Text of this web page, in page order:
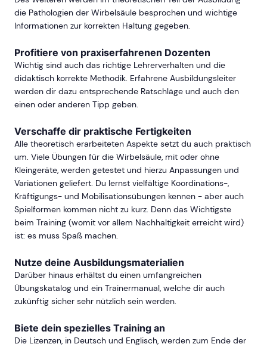
die Pathologien der Wirbelsäule besprochen und wichtige
Informationen zur korrekten Haltung gegeben.
Profitiere von praxiserfahrenen Dozenten
Wichtig sind auch das richtige Lehrerverhalten und die
didaktisch korrekte Methodik. Erfahrene Ausbildungsleiter
werden dir dazu entsprechende Ratschläge und auch den
einen oder anderen Tipp geben.
Verschaffe dir praktische Fertigkeiten
Alle theoretisch erarbeiteten Aspekte setzt du auch praktisch
um. Viele Übungen für die Wirbelsäule, mit oder ohne
Kleingeräte, werden getestet und hierzu Anpassungen und
Variationen geliefert. Du lernst vielfältige Koordinations-,
Kräftigungs- und Mobilisationsübungen kennen - aber auch
Spielformen kommen nicht zu kurz. Denn das Wichtigste
beim Training (womit vor allem Nachhaltigkeit erreicht wird)
ist: es muss Spaß machen.
Nutze deine Ausbildungsmaterialien
Darüber hinaus erhältst du einen umfangreichen
Übungskatalog und ein Trainermanual, welche dir auch
zukünftig sicher sehr nützlich sein werden.
Biete dein spezielles Training an
Die Lizenzen, in Deutsch und Englisch, werden zum Ende der